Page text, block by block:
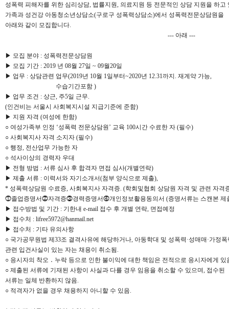
성폭력 피해자를 위한 심리상담, 법률지원, 의료지원 등 전문적인 상담 지원을 하고
가족과 성건강 아동청소년상담소(구로구 성폭력상담소)에서 성폭력전문상담원을
아래와 같이 모집합니다.
--- 아래 ---
▶ 모집 분야 : 성폭력전문상담원
▶ 모집 기간 : 2019 년 08월 27일 ~ 09월20일
▶ 업무 : 상담관련 업무(2019년 10월 1일부터~2020년 12.31까지. 재계약 가능,
수습기간포함 )
▶ 업무 조건 : 상근, 주5일 근무.
(인건비는 서울시 사회복지시설 지급기준에 준함)
▶ 지원 자격 (여성에 한함)
○ 여성가족부 인정 ‘성폭력 전문상담원’ 교육 100시간 수료한 자 (필수)
○ 사회복지사 자격 소지자 (필수)
○ 행정, 전산업무 가능한 자
○ 석사이상의 경력자 우대
▶ 전형 방법 : 서류 심사 후 합격자 면접 심사(개별연락)
▶ 제출 서류 : 이력서와 자기소개서(첨부 양식으로 제출),
* 성폭력상담원 수료증, 사회복지사 자격증. (학회및협회 상담원 자격 및 관련 자격
⓵졸업증명서⓶자격증⓷경력증명서⓸개인정보활용동의서 (증명서류는 스캔본 제
▶ 접수방법 및 기간 : 기한내 e-mail 접수 후 개별 연락, 면접예정
▶ 접수처 : lifree5972@hanmail.net
▶ 접수처 : 기타 유의사항
○ 국가공무원법 제33조 결격사유에 해당하거나, 아동학대 및 성폭력·성매매·가정폭
관련 입건사실이 있는 자는 채용이 취소됨.
○ 응시자의 착오 ․ 누락 등으로 인한 불이익에 대한 책임은 전적으로 응시자에게 있
○ 제출된 서류에 기재된 사항이 사실과 다를 경우 임용을 취소할 수 있으며, 접수된
서류는 일체 반환하지 않음.
○ 적격자가 없을 경우 채용하지 아니할 수 있음.